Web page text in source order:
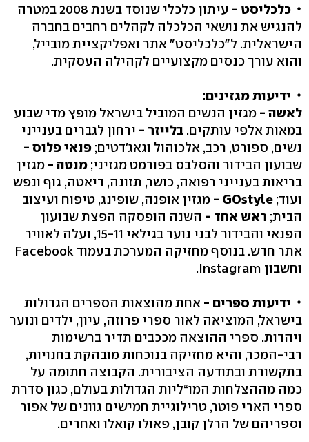
כלכליסט -
עיתון כלכלי שנוסד בשנת 2008 במטרה
להנגיש את נושאי הכלכלה לקהלים רחבים בחברה
הישראלית. ל"כלכליסט" אתר ואפליקציית מובייל,
והוא עורך כנסים מקצועיים לקהילה העסקית.
ידיעות מגזינים:
לאשה - מגזין הנשים המוביל בישראל מופץ מדי שבוע
במאות אלפי עותקים. בלייזר - ירחון לגברים בענייני
נשים, ספורט, רכב, אלכוהול וגאג'דטים; פנאי פלוס -
שבועון הבידור והסלבס בפורמט מגזיני; מנטה - מגזין
בריאות בענייני רפואה, כושר, תזונה, דיאטה, גוף ונפש
ועוד; GOstyle -
מגזין אופנה, שופינג, טיפוח ועיצוב
הבית; ראש אחד - השנה הופסקה הפצת שבועון
הפנאי והבידור לבני נוער בגילאי 15-11, ועלה לאוויר
אתר חדש. בנוסף מחזיקה המערכת בעמוד Facebook
וחשבון Instagram.
ידיעות ספרים - אחת מהוצאות הספרים הגדולות
בישראל, המוציאה לאור ספרי פרוזה, עיון, ילדים ונוער
ויהדות. ספרי ההוצאה מככבים תדיר ברשימות
רבי-המכר, והיא מחזיקה בנוכחות מובהקת בחנויות,
בתקשורת ובתודעה הציבורית. הקבוצה חתומה על
כמה מההצלחות המו“ליות הגדולות בעולם, כגון סדרת
ספרי הארי פוטר, טרילוגיית חמישים גוונים של אפור
וספריהם של הרלן קובן, פאולו קואלו ואחרים.